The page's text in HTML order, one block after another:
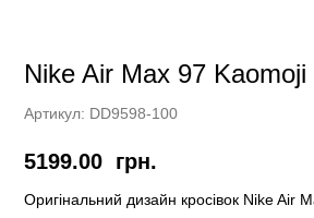
Nike Air Max 97 Kaomoji
Артикул: DD9598-100
5199.00 грн.
Оригінальний дизайн кросівок Nike Air